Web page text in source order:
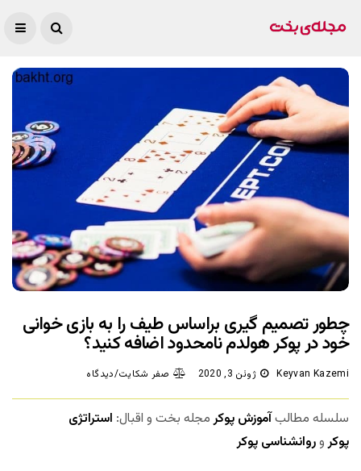
چطور تصمیم گیری براساس طیف را به بازی خوانی
خود در پوکر هولدم نامحدود اضافه کنید؟
Keyvan Kazemi ژوئن 3, 2020 صفر شکایت/دیدگاه
سلسله مطالبآموزش پوکرمجله بخت و اقبال: استراتژی
پوکروروانشناسی پوکر